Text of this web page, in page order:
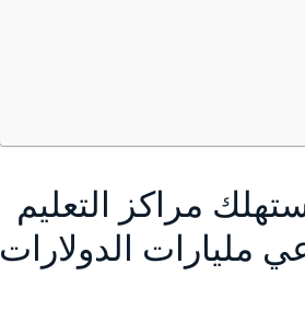
مراكز التعليم
مليارات الدولارات